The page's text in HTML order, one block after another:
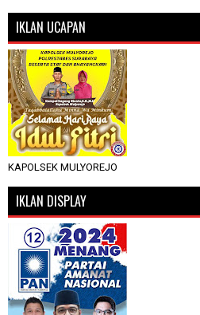
IKLAN UCAPAN
KAPOLSEK MULYOREJO
IKLAN DISPLAY